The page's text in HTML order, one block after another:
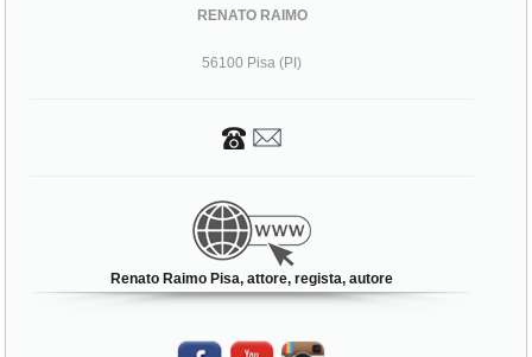
RENATO RAIMO
56100 Pisa (PI)
Renato Raimo Pisa, attore, regista, autore